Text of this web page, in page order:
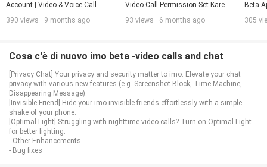
Account | Video & Voice Call
Feature Explained
390 views · 9 months ago
Video Call Permission Set Kare
93 views · 6 months ago
Beta
305
Cosa c'è di nuovo imo beta -video calls and chat
[Privacy Chat] Your privacy and security matter to imo. Elevate your chat
privacy with various new features (e.g. Screenshot Block, Time Machine,
Disappearing Message).
[Invisible Friend] Hide your imo invisible friends effortlessly with a simple
shake of your phone.
[Optimal Light] Struggling with nighttime video calls? Turn on Optimal Light
for better lighting.
- Other Enhancements
- Bug fixes